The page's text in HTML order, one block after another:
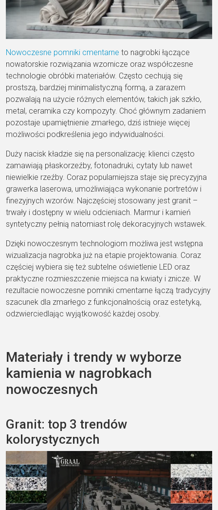
Nowoczesne pomniki cmentarne to nagrobki łączące
nowatorskie rozwiązania wzornicze oraz współczesne
technologie obróbki materiałów. Często cechują się
prostszą, bardziej minimalistyczną formą, a zarazem
pozwalają na użycie różnych elementów, takich jak szkło,
metal, ceramika czy kompozyty. Choć głównym zadaniem
pozostaje upamiętnienie zmarłego, dziś istnieje więcej
możliwości podkreślenia jego indywidualności.
Duży nacisk kładzie się na personalizację: klienci często
zamawiają płaskorzeźby, fotonadruki, cytaty lub nawet
niewielkie rzeźby. Coraz popularniejsza staje się precyzyjna
grawerka laserowa, umożliwiająca wykonanie portretów i
finezyjnych wzorów. Najczęściej stosowany jest granit –
trwały i dostępny w wielu odcieniach. Marmur i kamień
syntetyczny pełnią natomiast rolę dekoracyjnych wstawek.
Dzięki nowoczesnym technologiom możliwa jest wstępna
wizualizacja nagrobka już na etapie projektowania. Coraz
częściej wybiera się też subtelne oświetlenie LED oraz
praktyczne rozmieszczenie miejsca na kwiaty i znicze. W
rezultacie nowoczesne pomniki cmentarne łączą tradycyjny
szacunek dla zmarłego z funkcjonalnością oraz estetyką,
odzwierciedlając wyjątkowość każdej osoby.
Materiały i trendy w wyborze
kamienia w nagrobkach
nowoczesnych
Granit: top 3 trendów
kolorystycznych